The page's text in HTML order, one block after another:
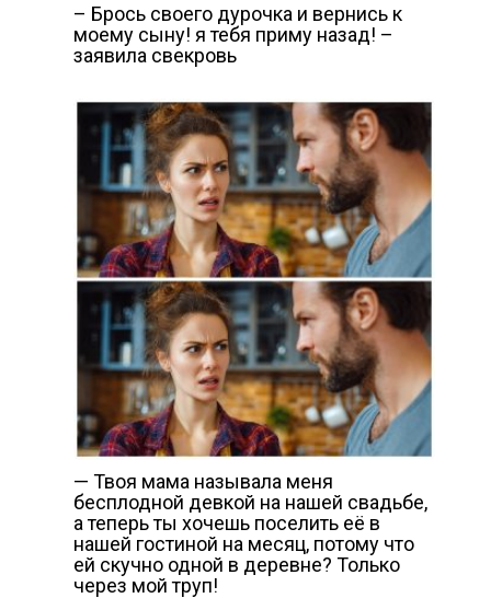
– Брось своего дурочка и вернись к
моему сыну! я тебя приму назад! –
заявила свекровь
— Твоя мама называла меня
бесплодной девкой на нашей свадьбе,
а теперь ты хочешь поселить её в
нашей гостиной на месяц, потому что
ей скучно одной в деревне? Только
через мой труп!